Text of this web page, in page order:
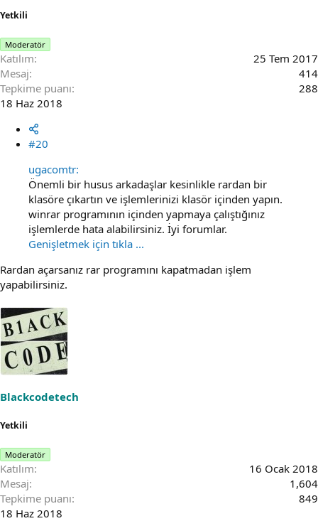
Yetkili
Moderatör
Katılım
25 Tem 2017
Mesaj
414
Tepkime puanı
288
18 Haz 2018
#20
ugacomtr:
Önemli bir husus arkadaşlar kesinlikle rardan bir
klasöre çıkartın ve işlemlerinizi klasör içinden yapın.
winrar programının içinden yapmaya çalıştığınız
işlemlerde hata alabilirsiniz. İyi forumlar.
Genişletmek için tıkla ...
Rardan açarsanız rar programını kapatmadan işlem
yapabilirsiniz.
Blackcodetech
Yetkili
Moderatör
Katılım
16 Ocak 2018
Mesaj
1,604
Tepkime puanı
849
18 Haz 2018